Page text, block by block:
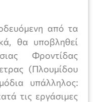
από τα
θα υποβληθεί
Φροντίδας
(Πλουμίδου
υπάλληλος:
τις εργάσιμες